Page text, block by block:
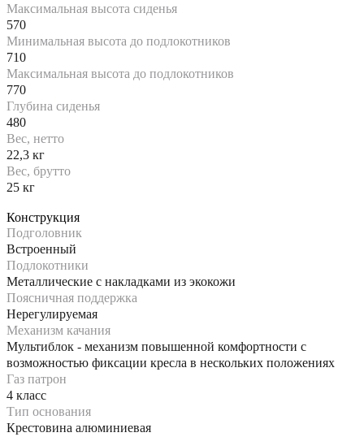
Максимальная высота сиденья
570
Минимальная высота до подлокотников
710
Максимальная высота до подлокотников
770
Глубина сиденья
480
Вес, нетто
22,3 кг
Вес, брутто
25 кг
Конструкция
Подголовник
Встроенный
Подлокотники
Металлические с накладками из экокожи
Поясничная поддержка
Нерегулируемая
Механизм качания
Мультиблок - механизм повышенной комфортности с
возможностью фиксации кресла в нескольких положениях
Газ патрон
4 класс
Тип основания
Крестовина алюминиевая